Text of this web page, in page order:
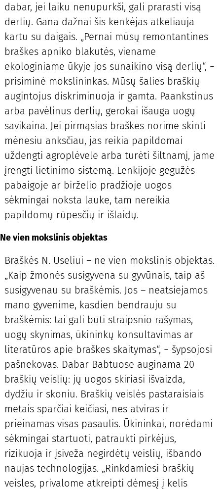
dabar, jei laiku nenupurkši, gali prarasti visą
derlių. Gana dažnai šis kenkėjas atkeliauja
kartu su daigais. „Pernai mūsų remontantines
braškes apniko blakutės, viename
ekologiniame ūkyje jos sunaikino visą derlių“, −
prisiminė mokslininkas. Mūsų šalies braškių
augintojus diskriminuoja ir gamta. Paankstinus
arba pavėlinus derlių, gerokai išauga uogų
savikaina. Jei pirmąsias braškes norime skinti
mėnesiu anksčiau, jas reikia papildomai
uždengti agroplėvele arba turėti šiltnamį, jame
įrengti lietinimo sistemą. Lenkijoje gegužės
pabaigoje ar birželio pradžioje uogos
sėkmingai noksta lauke, tam nereikia
papildomų rūpesčių ir išlaidų.
Ne vien mokslinis objektas
Braškės N. Useliui – ne vien mokslinis objektas.
„Kaip žmonės susigyvena su gyvūnais, taip aš
susigyvenau su braškėmis. Jos – neatsiejamos
mano gyvenime, kasdien bendrauju su
braškėmis: tai gali būti straipsnio rašymas,
uogų skynimas, ūkininkų konsultavimas ar
literatūros apie braškes skaitymas“, − šypsojosi
pašnekovas. Dabar Babtuose auginama 20
braškių veislių: jų uogos skiriasi išvaizda,
dydžiu ir skoniu. Braškių veislės pastaraisiais
metais sparčiai keičiasi, nes atviras ir
prieinamas visas pasaulis. Ūkininkai, norėdami
sėkmingai startuoti, patraukti pirkėjus,
rizikuoja ir įsiveža negirdėtų veislių, išbando
naujas technologijas. „Rinkdamiesi braškių
veisles, privalome atkreipti dėmesį į kelis